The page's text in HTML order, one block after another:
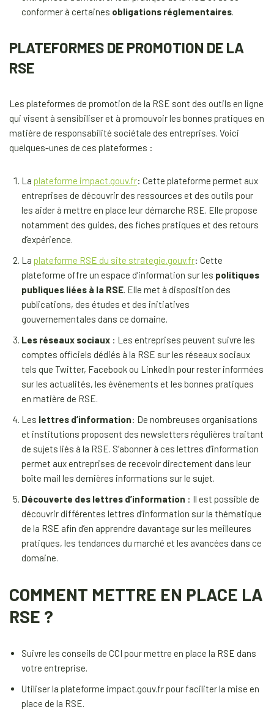
conformer à certaines obligations réglementaires.
PLATEFORMES DE PROMOTION DE LA
RSE
Les plateformes de promotion de la RSE sont des outils en ligne
qui visent à sensibiliser et à promouvoir les bonnes pratiques en
matière de responsabilité sociétale des entreprises. Voici
quelques-unes de ces plateformes :
La plateforme impact.gouv.fr: Cette plateforme permet aux
entreprises de découvrir des ressources et des outils pour
les aider à mettre en place leur démarche RSE. Elle propose
notamment des guides, des fiches pratiques et des retours
d’expérience.
La plateforme RSE du site strategie.gouv.fr: Cette
plateforme offre un espace d’information sur les politiques
publiques liées à la RSE. Elle met à disposition des
publications, des études et des initiatives
gouvernementales dans ce domaine.
Les réseaux sociaux : Les entreprises peuvent suivre les
comptes officiels dédiés à la RSE sur les réseaux sociaux
tels que Twitter, Facebook ou LinkedIn pour rester informées
sur les actualités, les événements et les bonnes pratiques
en matière de RSE.
Les lettres d’information: De nombreuses organisations
et institutions proposent des newsletters régulières traitant
de sujets liés à la RSE. S’abonner à ces lettres d’information
permet aux entreprises de recevoir directement dans leur
boîte mail les dernières informations sur le sujet.
Découverte des lettres d’information : Il est possible de
découvrir différentes lettres d’information sur la thématique
de la RSE afin d’en apprendre davantage sur les meilleures
pratiques, les tendances du marché et les avancées dans ce
domaine.
COMMENT METTRE EN PLACE LA
RSE ?
Suivre les conseils de CCI pour mettre en place la RSE dans
votre entreprise.
Utiliser la plateforme impact.gouv.fr pour faciliter la mise en
place de la RSE.